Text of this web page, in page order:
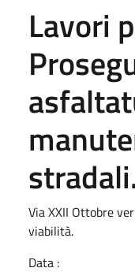
Lavori
Via XXII Ottobre
viabilità.
Data :